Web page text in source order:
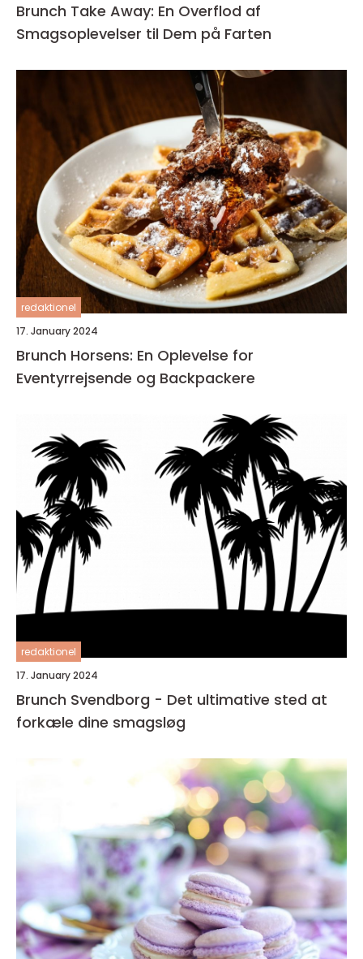
Brunch Take Away: En Overflod af
Smagsoplevelser til Dem på Farten
redaktionel
17. January 2024
Brunch Horsens: En Oplevelse for
Eventyrrejsende og Backpackere
redaktionel
17. January 2024
Brunch Svendborg - Det ultimative sted at
forkæle dine smagsløg